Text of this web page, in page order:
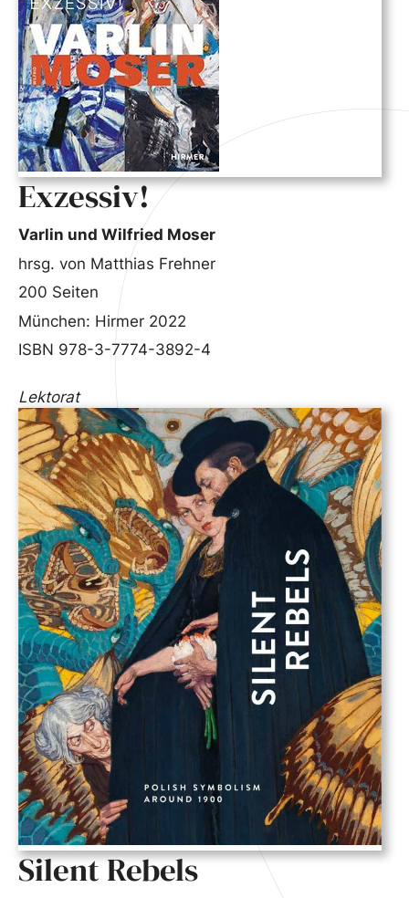
Exzessiv!
Varlin und Wilfried Moser
hrsg. von Matthias Frehner
200 Seiten
München: Hirmer 2022
ISBN 978-3-7774-3892-4
Lektorat
Silent Rebels